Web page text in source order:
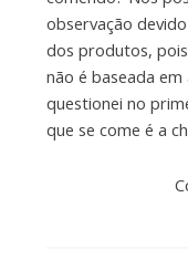
observação
dos produtos,
não é baseada
questionei no
que se come é a